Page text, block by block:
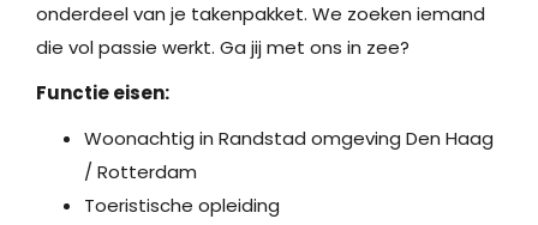
onderdeel van je takenpakket. We zoeken iemand
die vol passie werkt. Ga jij met ons in zee?
Functie eisen:
Woonachtig in Randstad omgeving Den Haag
/ Rotterdam
Toeristische opleiding